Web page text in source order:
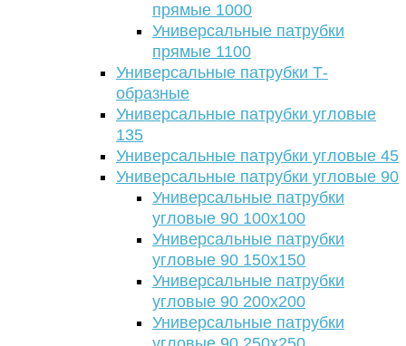
прямые 1000
Универсальные патрубки
прямые 1100
Универсальные патрубки Т-
образные
Универсальные патрубки угловые
135
Универсальные патрубки угловые 45
Универсальные патрубки угловые 90
Универсальные патрубки
угловые 90 100х100
Универсальные патрубки
угловые 90 150х150
Универсальные патрубки
угловые 90 200х200
Универсальные патрубки